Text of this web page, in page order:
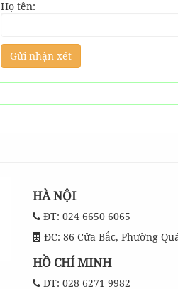
Họ tên:
HÀ NỘI
ĐT: 024 6650 6065
ĐC: 86 Cửa Bắc, Phường
HỒ CHÍ MINH
ĐT: 028 6271 9982